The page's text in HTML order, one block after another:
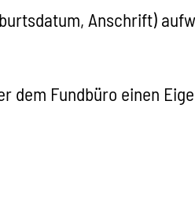
Anschrift)
Fundbüro einen